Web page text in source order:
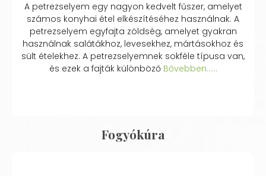
A petrezselyem egy nagyon kedvelt fűszer, amelyet
számos konyhai étel elkészítéséhez használnak. A
petrezselyem egyfajta zöldség, amelyet gyakran
használnak salátákhoz, levesekhez, mártásokhoz és
sült ételekhez. A petrezselyemnek sokféle típusa van,
és ezek a fajták különbözőBővebben...…
Fogyókúra